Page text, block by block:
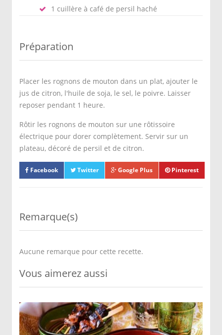
1 cuillère à café de persil haché
Préparation
Placer les rognons de mouton dans un plat, ajouter le
jus de citron, l'huile de soja, le sel, le poivre. Laisser
reposer pendant 1 heure.
Rôtir les rognons de mouton sur une rôtissoire
électrique pour dorer complètement. Servir sur un
plateau, décoré de persil et de citron.
Facebook Twitter Google Plus Pinterest
Remarque(s)
Aucune remarque pour cette recette.
Vous aimerez aussi